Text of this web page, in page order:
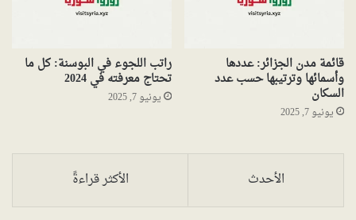
قائمة مدن الجزائر: عددها
وأسمائها وترتيبها حسب عدد
السكان
يونيو 7, 2025
راتب اللجوء في البوسنة: كل ما
تحتاج معرفته في 2024
يونيو 7, 2025
الأحدث الأكثر قراءةً